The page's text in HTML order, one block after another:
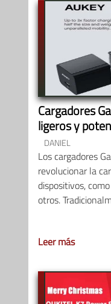
Cargadores
ligeros y
DANIEL
Los cargadores
revolucionar la
dispositivos,
otros.
Leer más